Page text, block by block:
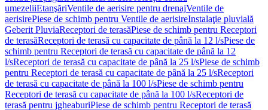
umezeliiEtanşăriVentile de aerisire pentru drenajVentile de
aerisirePiese de schimb pentru Ventile de aerisireInstalaţie pluvială
Geberit PluviaReceptori de terasăPiese de schimb pentru Receptori
de terasăReceptori de terasă cu capacitate de până la 12 l/sPiese de
schimb pentru Receptori de terasă cu capacitate de până la 12
l/sReceptori de terasă cu capacitate de până la 25 l/sPiese de schimb
pentru Receptori de terasă cu capacitate de până la 25 l/sReceptori
de terasă cu capacitate de până la 100 l/sPiese de schimb pentru
Receptori de terasă cu capacitate de până la 100 l/sReceptori de
terasă pentru jgheaburiPiese de schimb pentru Receptori de terasă